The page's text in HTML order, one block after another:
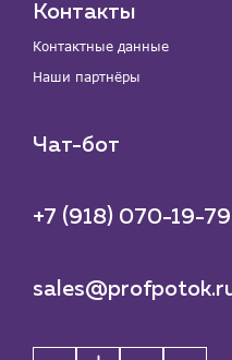
Контакты
Контактные данные
Наши партнёры
Чат-бот
+7 (918) 070-19-79